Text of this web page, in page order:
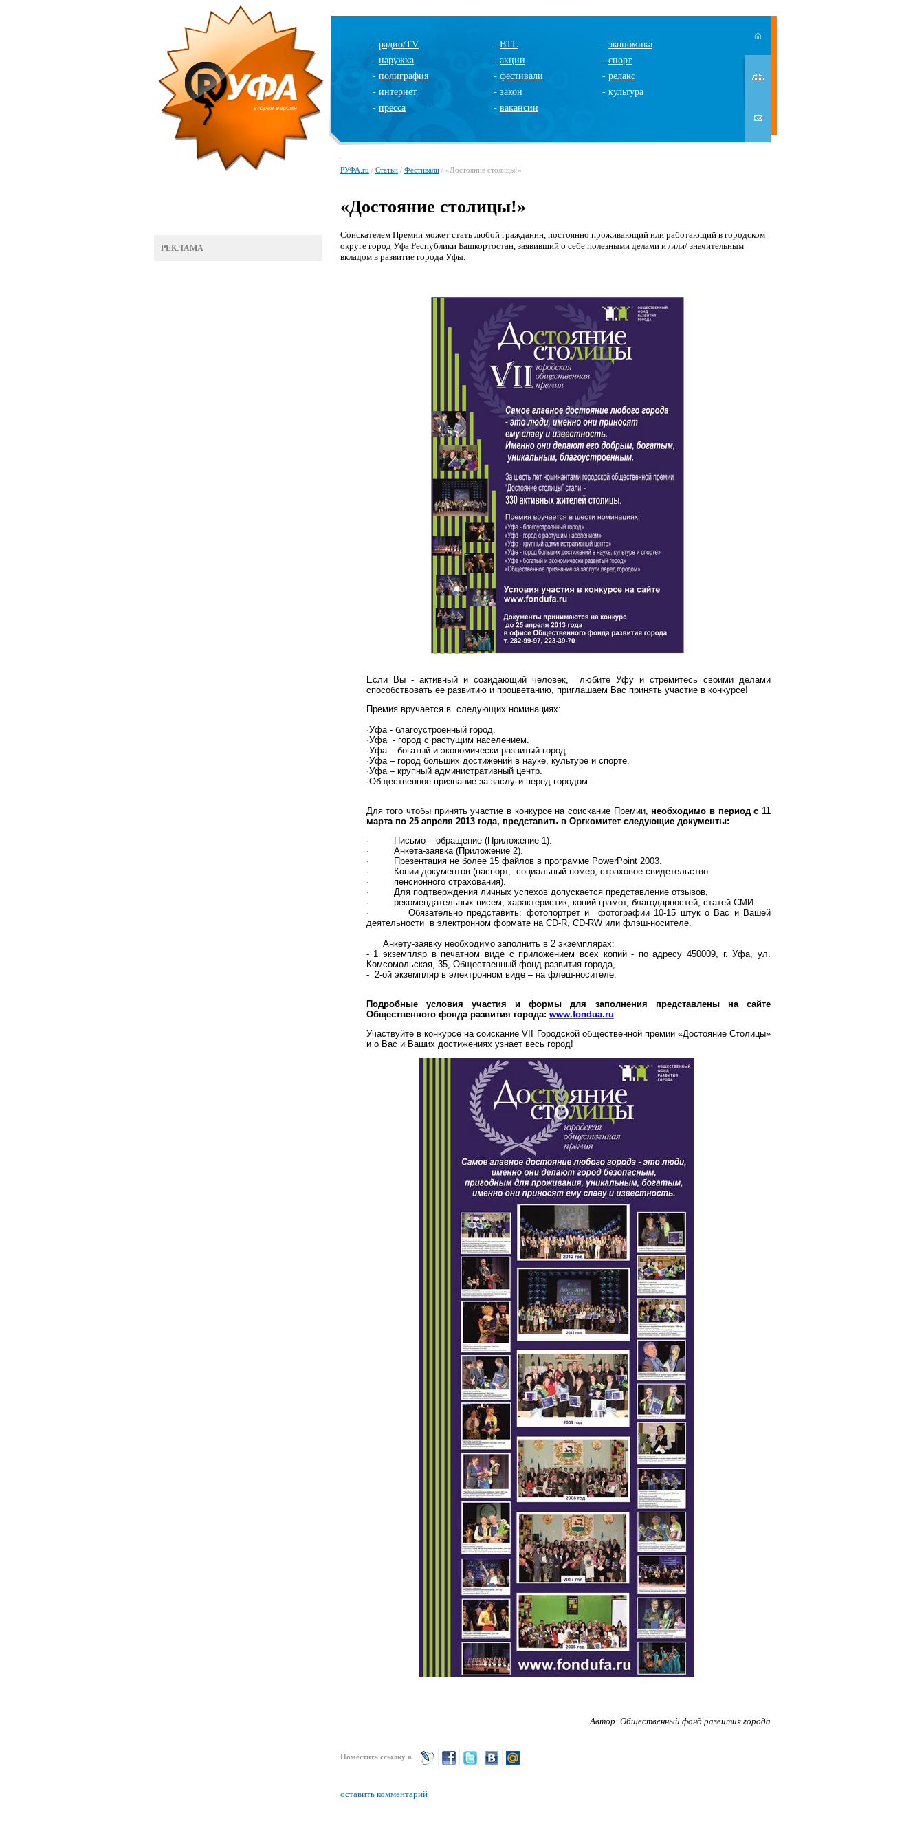
- радио/TV
- наружка
- полиграфия
- интернет
- пресса
- BTL
- акции
- фестивали
- закон
- вакансии
- экономика
- спорт
- релакс
- культура
РЕКЛАМА
РУФА.ru / Статьи / Фестивали / «Достояние столицы!»
«Достояние столицы!»
Соискателем Премии может стать любой гражданин, постоянно проживающий или работающий в городском
округе город Уфа Республики Башкортостан, заявивший о себе полезными делами и /или/ значительным
вкладом в развитие города Уфы.
Если Вы - активный и созидающий человек, любите Уфу и стремитесь своими делами
способствовать ее развитию и процветанию, приглашаем Вас принять участие в конкурсе!
Премия вручается в следующих номинациях:
·Уфа - благоустроенный город.
·Уфа - город с растущим населением.
·Уфа – богатый и экономически развитый город.
·Уфа – город больших достижений в науке, культуре и спорте.
·Уфа – крупный административный центр.
·Общественное признание за заслуги перед городом.
Для того чтобы принять участие в конкурсе на соискание Премии,необходимо в период с 11
марта по 25 апреля 2013 года, представить в Оргкомитет следующие документы:
· Письмо – обращение (Приложение 1).
· Анкета-заявка (Приложение 2).
· Презентация не более 15 файлов в программе PowerPoint2003.
· Копии документов (паспорт, социальный номер, страховое свидетельство
· пенсионного страхования).
· Для подтверждения личных успехов допускается представление отзывов,
· рекомендательных писем, характеристик, копий грамот, благодарностей, статей СМИ.
· Обязательно представить: фотопортрет и фотографии 10-15 штук о Вас и Вашей
деятельности в электронном формате на CD-R, CD-RWили флэш-носителе.
Анкету-заявку необходимо заполнить в 2 экземплярах:
- 1 экземпляр в печатном виде с приложением всех копий - по адресу 450009, г. Уфа, ул.
Комсомольская, 35, Общественный фонд развития города,
- 2-ой экземпляр в электронном виде – на флеш-носителе.
Подробные условия участия и формы для заполнения представлены на сайте
Общественного фонда развития города: www.fondua.ru
Участвуйте в конкурсе на соисканиеVII
Городской общественной премии «Достояние Столицы»
и о Вас и Ваших достижениях узнает весь город!
Автор: Общественный фонд развития города
Поместить ссылку в
оставить комментарий